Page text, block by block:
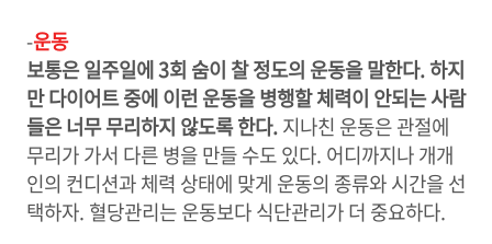
-운동
보통은 일주일에 3회 숨이 찰 정도의 운동을 말한다. 하지
만 다이어트 중에 이런 운동을 병행할 체력이 안되는 사람
들은 너무 무리하지 않도록 한다.지나친 운동은 관절에
무리가 가서 다른 병을 만들 수도 있다. 어디까지나 개개
인의 컨디션과 체력 상태에 맞게 운동의 종류와 시간을 선
택하자. 혈당관리는 운동보다 식단관리가 더 중요하다.